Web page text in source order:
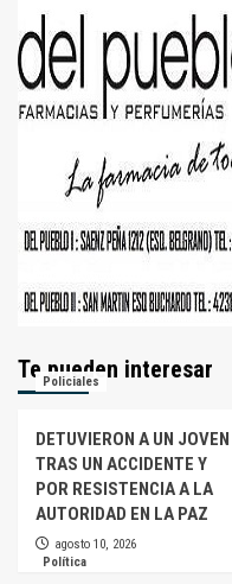
Te pueden interesar
Policiales
DETUVIERON A UN JOVEN
TRAS UN ACCIDENTE Y
POR RESISTENCIA A LA
AUTORIDAD EN LA PAZ
agosto 10, 2026
Política